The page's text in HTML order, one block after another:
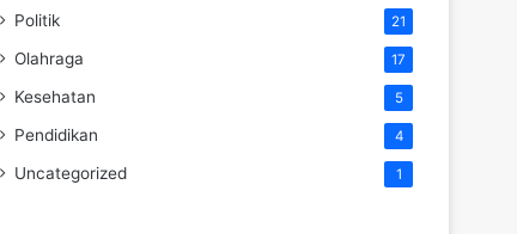
Politik 21
Olahraga 17
Kesehatan 5
Pendidikan 4
Uncategorized 1